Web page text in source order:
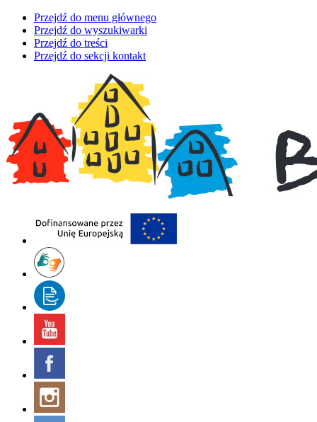
Przejdź do menu głównego
Przejdź do wyszukiwarki
Przejdź do treści
Przejdź do sekcji kontakt